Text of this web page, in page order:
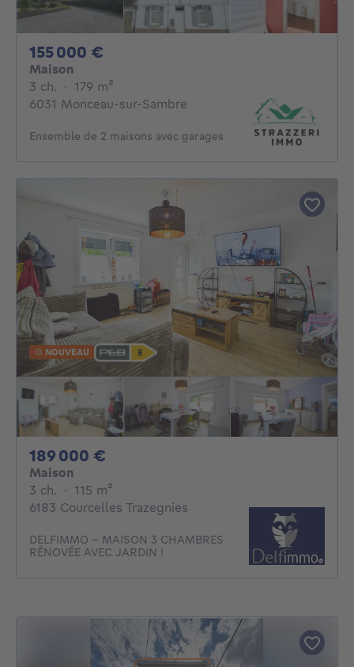
155 000 €
Maison
3 ch. 3 chambres
· 179 m²
6031 Monceau-sur-Sambre
Ensemble de 2 maisons avec garages
NOUVEAU
189 000 €
Maison
3 ch. 3 chambres
· 115 m²
6183 Courcelles Trazegnies
DELFIMMO - MAISON 3 CHAMBRES
RÉNOVÉE AVEC JARDIN !